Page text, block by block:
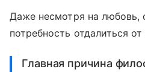
Даже несмотря на любовь,
потребность отдалиться
Главная причина